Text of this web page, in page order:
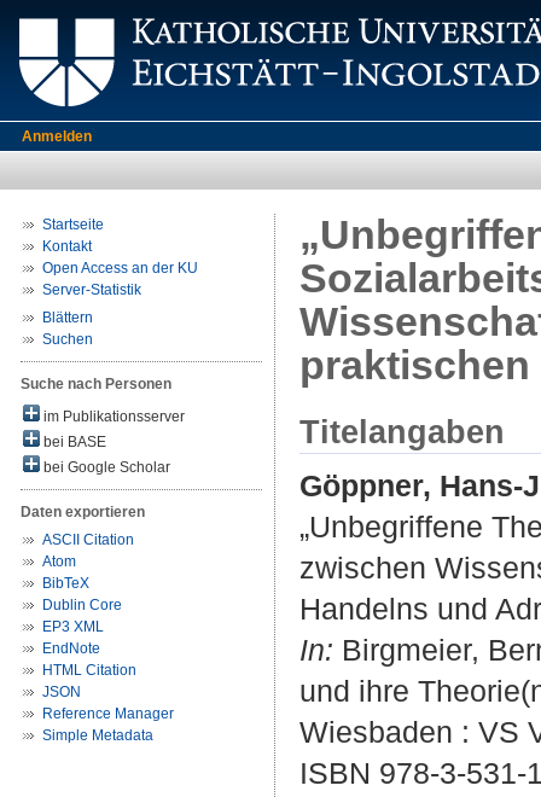
Anmelden
Startseite
Kontakt
Open Access an der KU
Server-Statistik
Blättern
Suchen
Suche nach Personen
im Publikationsserver
bei BASE
bei Google Scholar
Daten exportieren
ASCII Citation
Atom
BibTeX
Dublin Core
EP3 XML
EndNote
HTML Citation
JSON
Reference Manager
Simple Metadata
Titelangaben
Göppner, Hans-
„Unbegriffene
zwischen
Handelns und
In: Birgmeier,
und ihre
Wiesbaden : VS
ISBN 978-3-531-